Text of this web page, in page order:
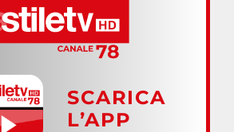
SCARICA
L’APP